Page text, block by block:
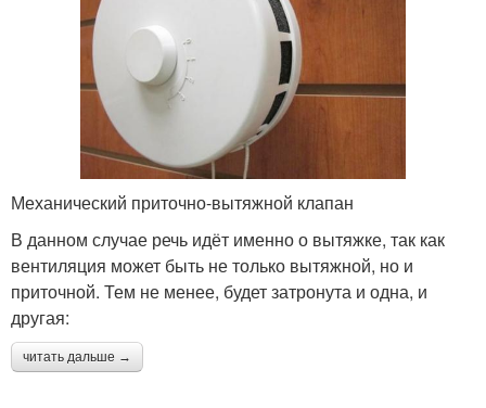
Механический приточно-вытяжной клапан
В данном случае речь идёт именно о вытяжке, так как
вентиляция может быть не только вытяжной, но и
приточной. Тем не менее, будет затронута и одна, и
другая:
читать дальше →